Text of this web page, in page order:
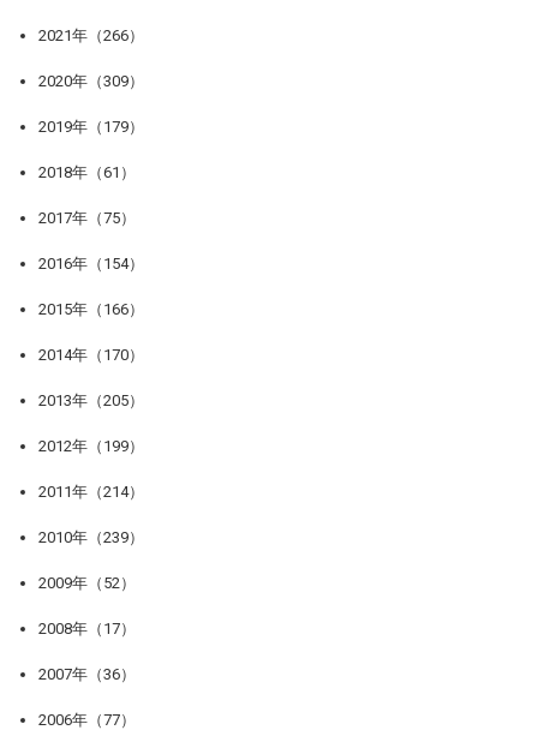
2021年（266）
2020年（309）
2019年（179）
2018年（61）
2017年（75）
2016年（154）
2015年（166）
2014年（170）
2013年（205）
2012年（199）
2011年（214）
2010年（239）
2009年（52）
2008年（17）
2007年（36）
2006年（77）